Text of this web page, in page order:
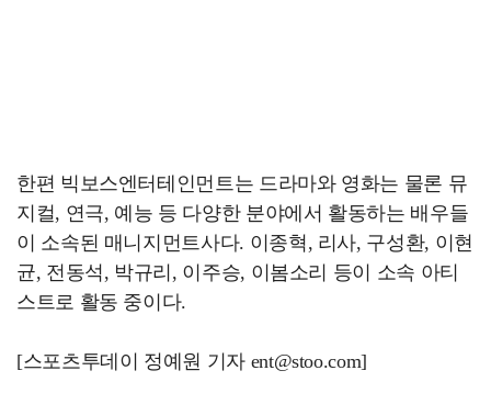
한편 빅보스엔터테인먼트는 드라마와 영화는 물론 뮤
지컬, 연극, 예능 등 다양한 분야에서 활동하는 배우들
이 소속된 매니지먼트사다. 이종혁, 리사, 구성환, 이현
균, 전동석, 박규리, 이주승, 이봄소리 등이 소속 아티
스트로 활동 중이다.
[스포츠투데이 정예원 기자 ent@stoo.com]